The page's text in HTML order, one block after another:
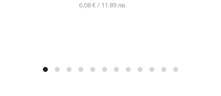
6,08 € / 11.89 лв.